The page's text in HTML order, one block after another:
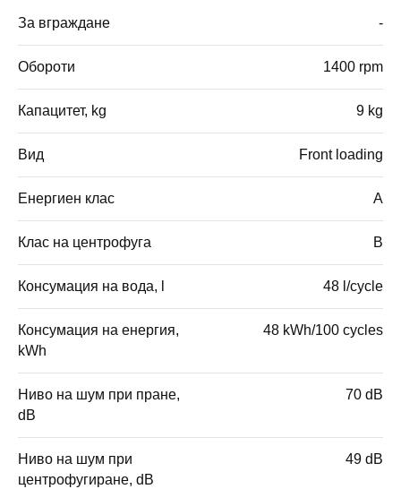
За вграждане -
Обороти 1400 rpm
Капацитет, kg 9 kg
Вид Front loading
Енергиен клас A
Клас на центрофуга B
Консумация на вода, l 48 l/cycle
Консумация на енергия,
kWh
48 kWh/100 cycles
Ниво на шум при пране,
dB
70 dB
Ниво на шум при
центрофугиране, dB
49 dB